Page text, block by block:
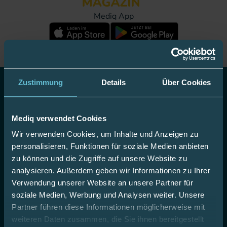
Zustimmung Details Über Cookies
Mediq verwendet Cookies
Wir verwenden Cookies, um Inhalte und Anzeigen zu
personalisieren, Funktionen für soziale Medien anbieten
zu können und die Zugriffe auf unsere Website zu
analysieren. Außerdem geben wir Informationen zu Ihrer
Verwendung unserer Website an unsere Partner für
soziale Medien, Werbung und Analysen weiter. Unsere
Partner führen diese Informationen möglicherweise mit
weiteren Daten zusammen, die Sie ihnen bereitgestellt
Mediq App
CGM
Blutzucker-Teststreifen
Insulin Pennadeln
Infusionssets
Insulinpumpenzubehör
Hautdesinfektion